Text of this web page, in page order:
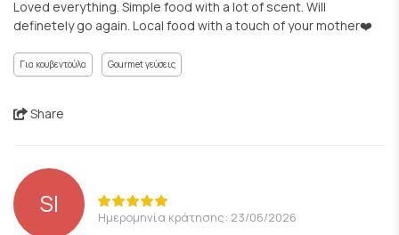
Loved everything. Simple food with a lot of scent. Will
definetely go again. Local food with a touch of your mother❤️
Για κουβεντούλα Gourmet γεύσεις
Share
SI Ημερομηνία κράτησης: 23/06/2026